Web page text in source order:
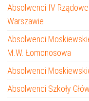
Absolwenci IV
Warszawie
Absolwenci
M.W. Łomonosowa
Absolwenci
Absolwenci Szkoły